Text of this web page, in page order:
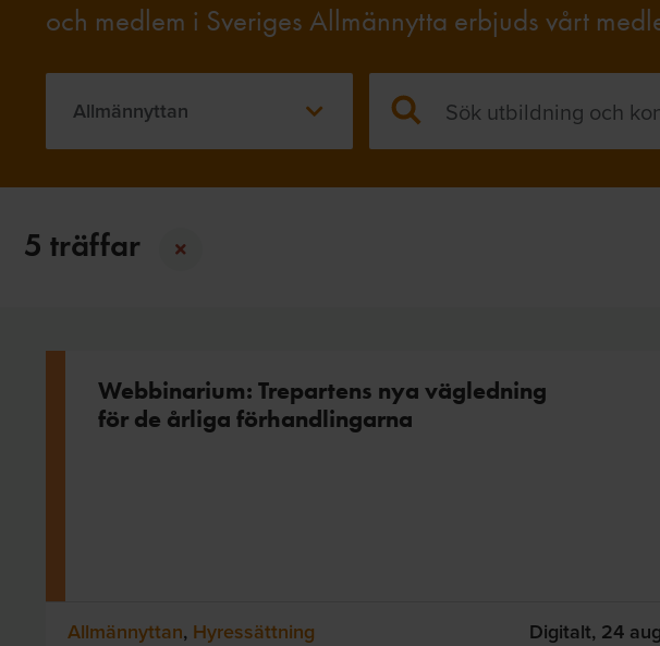
och medlem i Sveriges Allmännytta erbjuds vårt
Allmännyttan
5 träffar
Webbinarium: Trepartens nya vägledning
för de årliga förhandlingarna
Allmännyttan, Hyressättning Digitalt, 24